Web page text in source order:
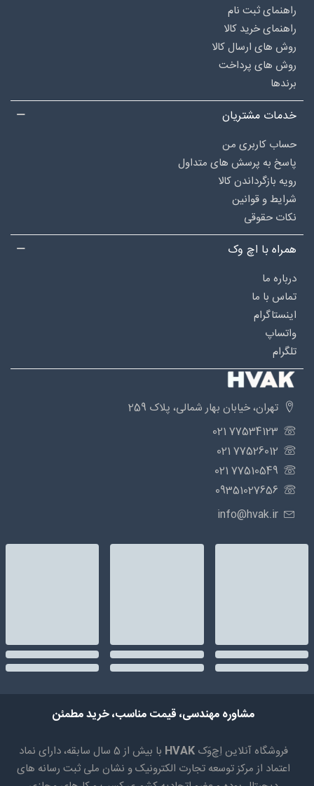
راهنمای ثبت نام
راهنمای خرید کالا
روش های ارسال کالا
روش های پرداخت
برندها
خدمات مشتریان
حساب کاربری من
پاسخ به پرسش های متداول
رویه بازگرداندن کالا
شرایط و قوانین
نکات حقوقی
همراه با اچ وک
درباره‌ ما
تماس با ما
اینستاگرام
واتساپ
تلگرام
تهران، خیابان بهار شمالی، پلاک 259
77534123 021
77526012 021
77510549 021
09351027656
info@hvak.ir
مشاوره مهندسی، قیمت مناسب، خرید مطمئن
فروشگاه آنلاین اِچ‌وَک HVAK
با بیش از 5 سال سابقه، دارای نماد
اعتماد از مرکز توسعه تجارت الکترونیک و نشان ملی ثبت رسانه های